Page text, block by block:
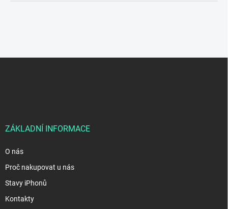
ZÁKLADNÍ INFORMACE
O nás
Proč nakupovat u nás
Stavy iPhonů
Kontakty